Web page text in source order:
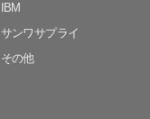
IBM
サンワサプライ
その他